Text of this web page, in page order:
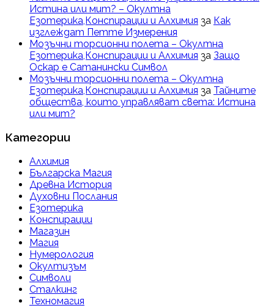
Истина или мит? – Окултна
Езотерика,Конспирации и Алхимия за Как
изглеждат Петте Измерения
Мозъчни торсионни полета – Окултна
Езотерика,Конспирации и Алхимия за Защо
Оскар е Сатанински Символ
Мозъчни торсионни полета – Окултна
Езотерика,Конспирации и Алхимия за Тайните
общества, които управляват света: Истина
или мит?
Категории
Алхимия
Българска Магия
Древна История
Духовни Послания
Езотерика
Конспирации
Магазин
Магия
Нумерология
Окултизъм
Символи
Сталкинг
Техномагия